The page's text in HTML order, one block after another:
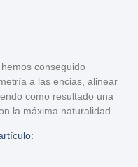
conseguido
a las encias, alinear
como resultado una
la máxima naturalidad.